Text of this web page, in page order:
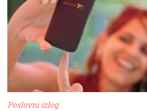
Poslovni izlog